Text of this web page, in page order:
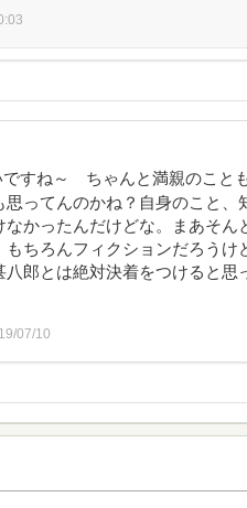
すね～ ちゃんと満親のこと
ってんのかね？自身のこと、
かったんだけどな。まあそん
ちろんフィクションだろうけ
郎とは絶対決着をつけると思
07/10